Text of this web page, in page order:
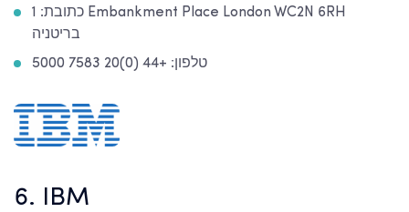
כתובת: 1 Embankment Place London WC2N 6RH
בריטניה
טלפון: +44 (0)20 7583 5000
6. IBM